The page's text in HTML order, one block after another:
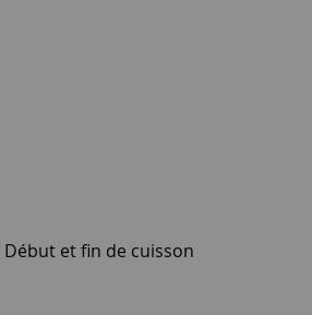
et fin de cuisson